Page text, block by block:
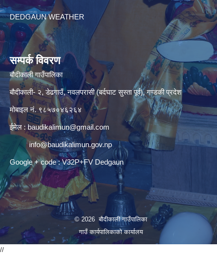
DEDGAUN WEATHER
सम्पर्क विवरण
बौदीकाली गाउँपालिका
बौदीकाली- २, डेढगाउँ, नवलपरासी (बर्दघाट सुस्ता पूर्व), गण्डकी प्रदेश
मोबाइल नं. ९८५७०४६२६४
ईमेल : baudikalimun@gmail.com
info@baudikalimun.gov.np
Google + code : V32P+FV Dedgaun
© 2026 बौदीकाली गाउँपालिका
गाउँ कार्यपालिकाको कार्यालय
//